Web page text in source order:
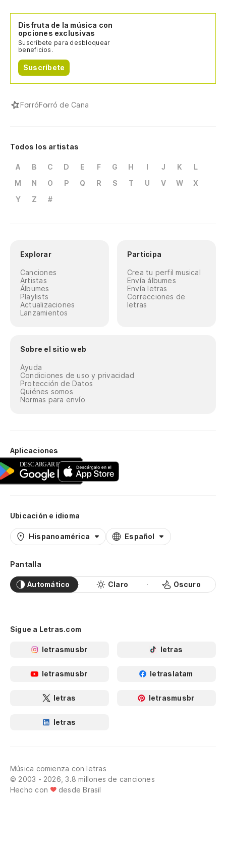
Disfruta de la música con
opciones exclusivas
Suscríbete para desbloquear
beneficios.
Suscríbete
ForróForró de Cana
Todos los artistas
A B C D E F G H I J K
L
M
N O P Q R S T U V W
X
Y
Z #
Explorar
Canciones
Artistas
Álbumes
Playlists
Actualizaciones
Lanzamientos
Participa
Crea tu perfil musical
Envía álbumes
Envía letras
Correcciones de
letras
Sobre el sitio web
Ayuda
Condiciones de uso y privacidad
Protección de Datos
Quiénes somos
Normas para envío
Aplicaciones
Ubicación e idioma
Hispanoamérica Español
Pantalla
Automático Claro Oscuro
Sigue a Letras.com
letrasmusbr letras
letrasmusbr letraslatam
letras letrasmusbr
letras
Música comienza con letras
© 2003 - 2026, 3.8 millones de canciones
Hecho con
desde Brasil